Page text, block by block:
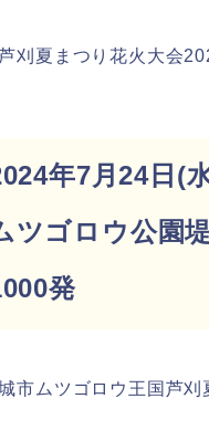
刈夏まつり花火大会
年7月24日(
ツゴロウ公園
発
市ムツゴロウ王国芦